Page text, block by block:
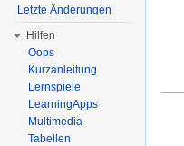
Letzte Änderungen
Hilfen
Oops
Kurzanleitung
Lernspiele
LearningApps
Multimedia
Tabellen